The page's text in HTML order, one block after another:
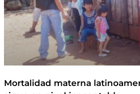
Mortalidad materna